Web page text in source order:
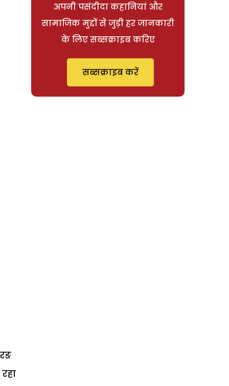
अपनी पसंदीदा कहानियां और
सामाजिक मुद्दों से जुड़ी हर जानकारी
के लिए सब्सक्राइब करिए
सब्सक्राइब करें